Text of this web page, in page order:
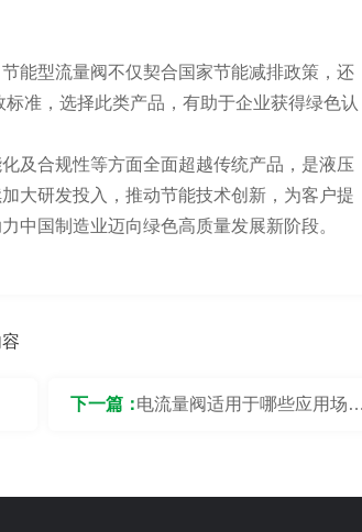
能型流量阀不仅契合国家节能减排政策，还
准，选择此类产品，有助于企业获得绿色认
及合规性等方面全面超越传统产品，是液压
大研发投入，推动节能技术创新，为客户提
中国制造业迈向绿色高质量发展新阶段。
下一篇：电流量阀适用于哪些应用场